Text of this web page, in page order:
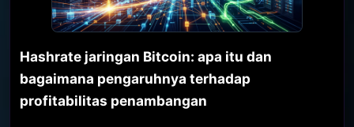
Hashrate jaringan Bitcoin: apa itu dan
bagaimana pengaruhnya terhadap
profitabilitas penambangan